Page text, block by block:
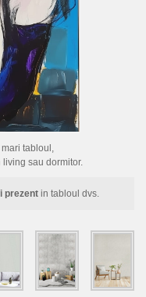
tabloul,
living sau dormitor.
prezentin tabloul dvs.